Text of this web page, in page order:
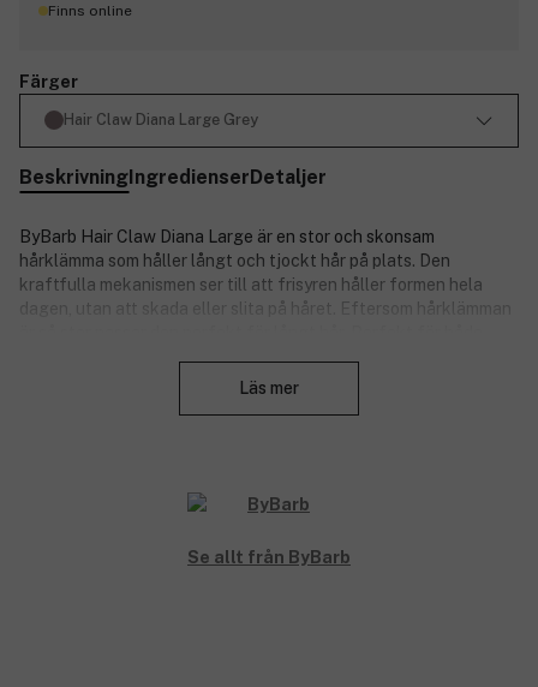
Finns online
Färger
Hair Claw Diana Large Grey
BeskrivningIngredienserDetaljer
ByBarb Hair Claw Diana Large är en stor och skonsam
hårklämma som håller långt och tjockt hår på plats. Den
kraftfulla mekanismen ser till att frisyren håller formen hela
dagen, utan att skada eller slita på håret. Eftersom hårklämman
Läs mer
Se allt från ByBarb